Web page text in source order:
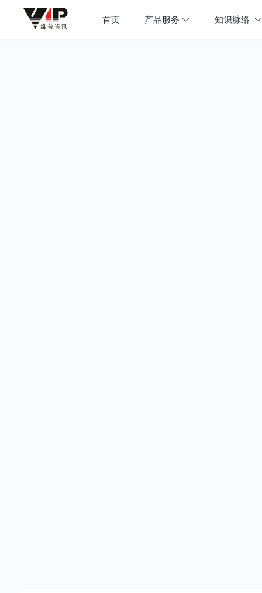
首页 产品服务 知识脉络